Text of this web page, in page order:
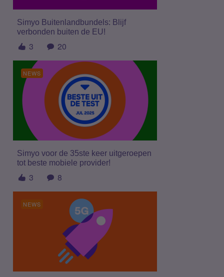
Simyo Buitenlandbundels: Blijf
verbonden buiten de EU!
3 20
NEWS
Simyo voor de 35ste keer uitgeroepen
tot beste mobiele provider!
3 8
NEWS